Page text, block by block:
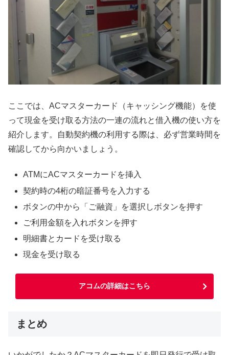
ここでは、ACマスターカード（キャッシング機能）を使
って現金を受け取る方法の一連の流れと借入機の使い方を
紹介します。自動契約機の利用する際は、必ず営業時間を
確認してから向かいましょう。
ATMにACマスターカードを挿入
契約時の4桁の暗証番号を入力する
ボタンの中から「ご融資」を選択しボタンを押す
ご利用金額を入れボタンを押す
明細書とカードを受け取る
現金を受け取る
アコムの詳細はこちら
まとめ